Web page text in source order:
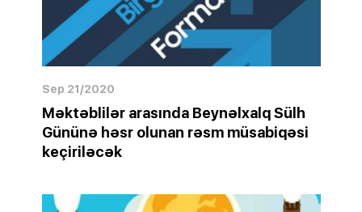
Sep 21/2020
Məktəblilər arasında Beynəlxalq Sülh
Gününə həsr olunan rəsm müsabiqəsi
keçiriləcək